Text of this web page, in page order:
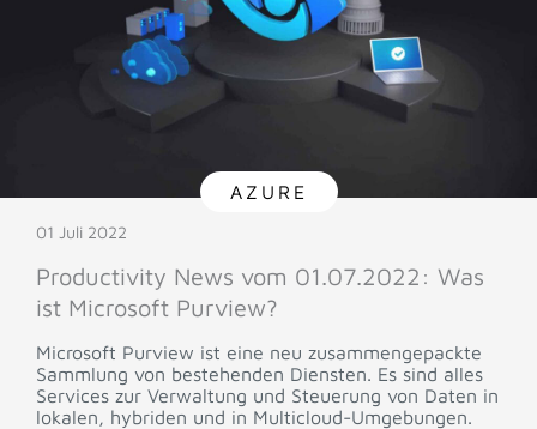
AZURE
01 Juli 2022
Productivity News vom 01.07.2022: Was
ist Microsoft Purview?
Microsoft Purview ist eine neu zusammengepackte
Sammlung von bestehenden Diensten. Es sind alles
Services zur Verwaltung und Steuerung von Daten in
lokalen, hybriden und in Multicloud-Umgebungen.